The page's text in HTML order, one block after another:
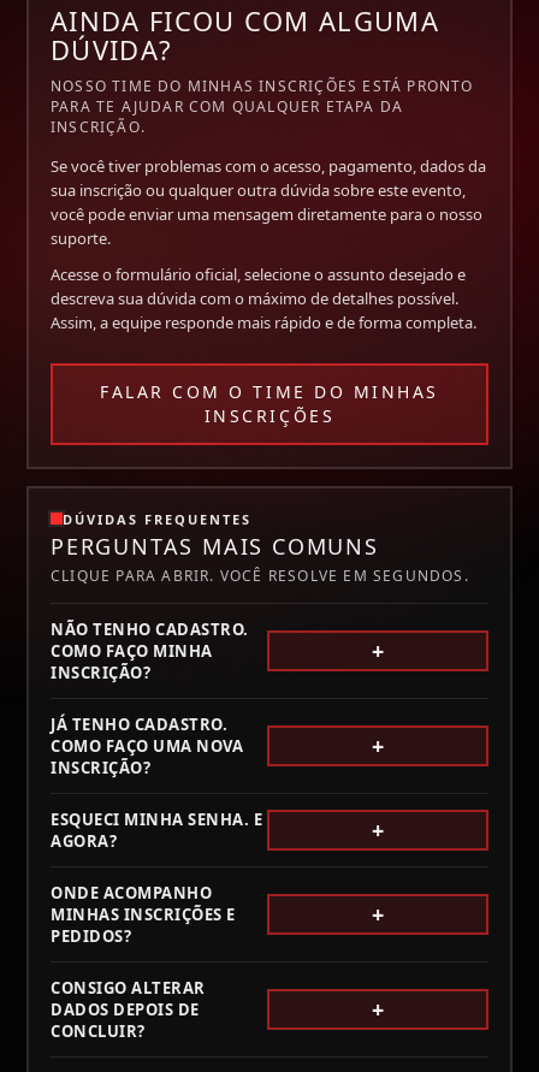
AINDA FICOU COM ALGUMA
DÚVIDA?
NOSSO TIME DO MINHAS INSCRIÇÕES ESTÁ PRONTO
PARA TE AJUDAR COM QUALQUER ETAPA DA
INSCRIÇÃO.
Se você tiver problemas com o acesso, pagamento, dados da
sua inscrição ou qualquer outra dúvida sobre este evento,
você pode enviar uma mensagem diretamente para o nosso
suporte.
Acesse o formulário oficial, selecione o assunto desejado e
descreva sua dúvida com o máximo de detalhes possível.
Assim, a equipe responde mais rápido e de forma completa.
FALAR COM O TIME DO MINHAS
INSCRIÇÕES
DÚVIDAS FREQUENTES
PERGUNTAS MAIS COMUNS
CLIQUE PARA ABRIR. VOCÊ RESOLVE EM SEGUNDOS.
NÃO TENHO CADASTRO.
COMO FAÇO MINHA
INSCRIÇÃO?
+
JÁ TENHO CADASTRO.
COMO FAÇO UMA NOVA
INSCRIÇÃO?
+
ESQUECI MINHA SENHA. E
AGORA?
+
Fale Conosco
ONDE ACOMPANHO
MINHAS INSCRIÇÕES E
PEDIDOS?
+
Minhas inscrições
CONSIGO ALTERAR
DADOS DEPOIS DE
CONCLUIR?
+